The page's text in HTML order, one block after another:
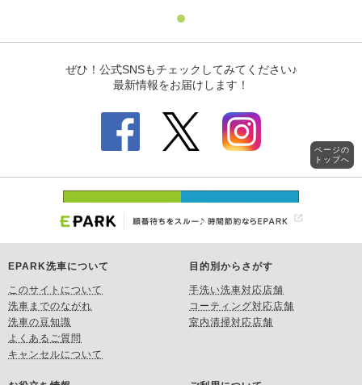
EPARK洗車について
このサイトについて
洗車までのながれ
洗車の豆知識
よくあるご質問
キャンセルについて
目的別からさがす
手洗い洗車対応店舗
コーティング対応店舗
室内清掃対応店舗
ページの
トップへ